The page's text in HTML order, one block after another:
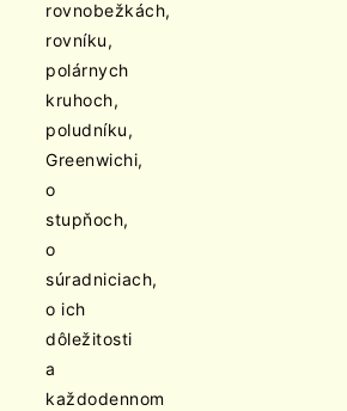
rovnobežkách,
rovníku,
polárnych
kruhoch,
poludníku,
Greenwichi,
o
stupňoch,
o
súradniciach,
o ich
dôležitosti
a
každodennom